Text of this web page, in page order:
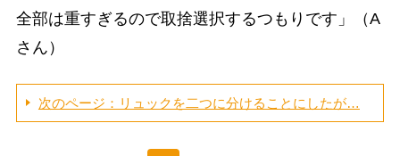
全部は重すぎるので取捨選択するつもりです」（A
さん）
次のページ：リュックを二つに分けることにしたが…